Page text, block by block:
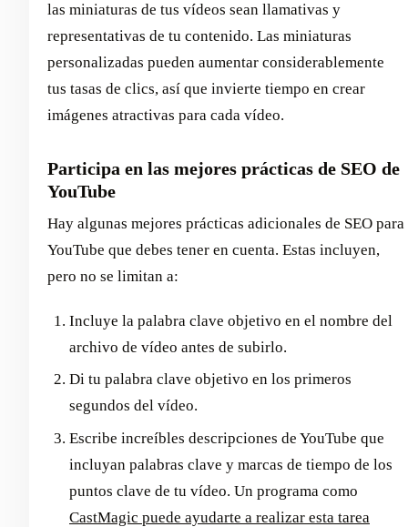
las miniaturas de tus vídeos sean llamativas y
representativas de tu contenido. Las miniaturas
personalizadas pueden aumentar considerablemente
tus tasas de clics, así que invierte tiempo en crear
imágenes atractivas para cada vídeo.
Participa en las mejores prácticas de SEO de
YouTube
Hay algunas mejores prácticas adicionales de SEO para
YouTube que debes tener en cuenta. Estas incluyen,
pero no se limitan a:
Incluye la palabra clave objetivo en el nombre del
archivo de vídeo antes de subirlo.
Di tu palabra clave objetivo en los primeros
segundos del vídeo.
Escribe increíbles descripciones de YouTube que
incluyan palabras clave y marcas de tiempo de los
puntos clave de tu vídeo. Un programa como
CastMagic puede ayudarte a realizar esta tarea